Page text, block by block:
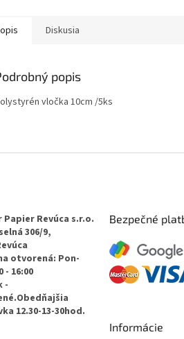
Diskusia
popis
vločka 10cm /5ks
Papier Revúca s.r.o.
306/9,
otvorená: Pon-
- 16:00
-
12.30-13-30hod.
Bezpečné
Informácie